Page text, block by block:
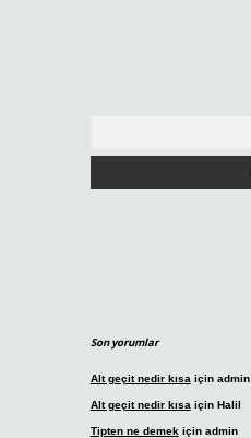
Son yorumlar
Alt geçit nedir kısaiçin admin
Alt geçit nedir kısa için Halil
Tipten ne demek için admin